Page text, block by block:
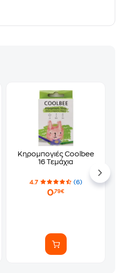
Κηρομπογιές Coolbee
16 Τεμάχια
4.7 (6)
0,79€